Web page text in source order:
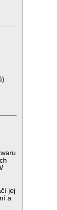
jej
a